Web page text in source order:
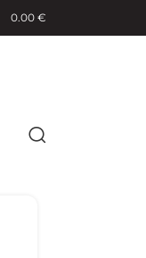
0.00 €